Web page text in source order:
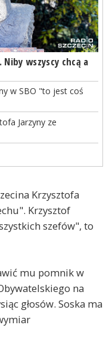
wszyscy chcą a
w SBO "to jest coś
Jarzyny ze
Krzysztofa
Krzysztof
szefów", to
mu pomnik w
na
głosów. Soska ma